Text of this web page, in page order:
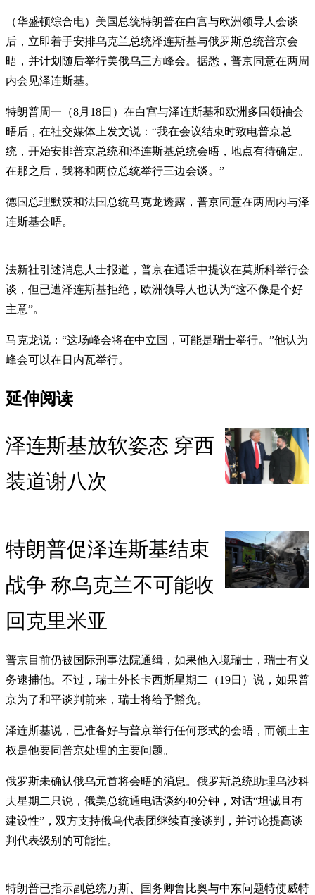
（华盛顿综合电）美国总统特朗普在白宫与欧洲领导人会谈
后，立即着手安排乌克兰总统泽连斯基与俄罗斯总统普京会
晤，并计划随后举行美俄乌三方峰会。据悉，普京同意在两周
内会见泽连斯基。
特朗普周一（8月18日）在白宫与泽连斯基和欧洲多国领袖会
晤后，在社交媒体上发文说：“我在会议结束时致电普京总
统，开始安排普京总统和泽连斯基总统会晤，地点有待确定。
在那之后，我将和两位总统举行三边会谈。”
德国总理默茨和法国总统马克龙透露，普京同意在两周内与泽
连斯基会晤。
法新社引述消息人士报道，普京在通话中提议在莫斯科举行会
谈，但已遭泽连斯基拒绝，欧洲领导人也认为“这不像是个好
主意”。
马克龙说：“这场峰会将在中立国，可能是瑞士举行。”他认为
峰会可以在日内瓦举行。
延伸阅读
泽连斯基放软姿态 穿西
装道谢八次
特朗普促泽连斯基结束
战争 称乌克兰不可能收
回克里米亚
普京目前仍被国际刑事法院通缉，如果他入境瑞士，瑞士有义
务逮捕他。不过，瑞士外长卡西斯星期二（19日）说，如果普
京为了和平谈判前来，瑞士将给予豁免。
泽连斯基说，已准备好与普京举行任何形式的会晤，而领土主
权是他要同普京处理的主要问题。
俄罗斯未确认俄乌元首将会晤的消息。俄罗斯总统助理乌沙科
夫星期二只说，俄美总统通电话谈约40分钟，对话“坦诚且有
建设性”，双方支持俄乌代表团继续直接谈判，并讨论提高谈
判代表级别的可能性。
特朗普已指示副总统万斯、国务卿鲁比奥与中东问题特使威特